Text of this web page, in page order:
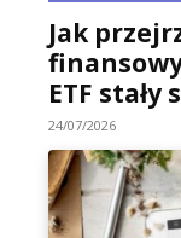
Jak
ETF
24/07/2026